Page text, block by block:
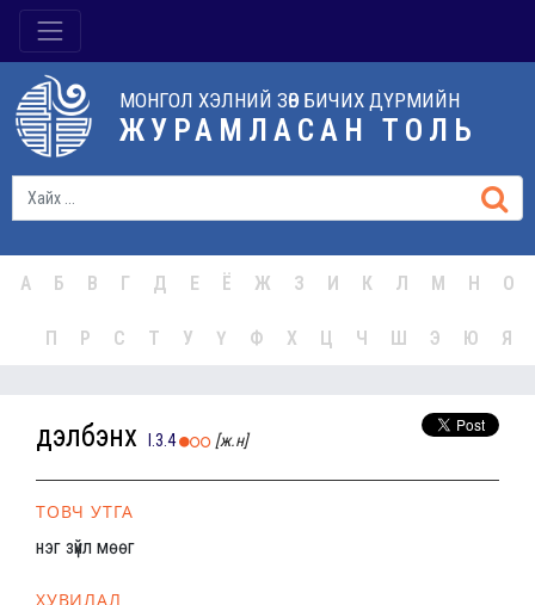
МОНГОЛ ХЭЛНИЙ ЗӨВ БИЧИХ ДҮРМИЙН
ЖУРАМЛАСАН ТОЛЬ
А Б В Г Д Е Ё Ж З И К Л М Н О
П Р С Т У Ү Ф Х Ц Ч Ш Э Ю Я
дэлбэнх I.3.4 [ж.н]
ТОВЧ УТГА
нэг зүйл мөөг
ХУВИЛАЛ